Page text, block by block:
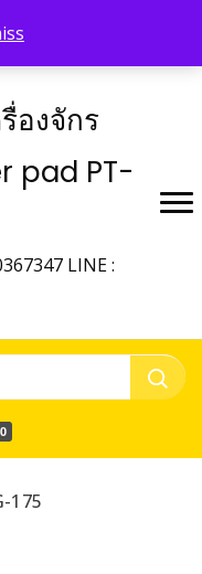
องจักร
pad PT-
LINE :
175